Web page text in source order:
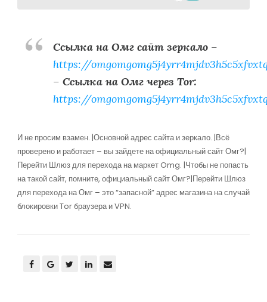
Ссылка на Омг сайт зеркало–
https://
– Ссылка на Омг через Tor:
https://
И не просим взамен. |Основной адрес сайта и зеркало. |Всё
проверено и работает – вы зайдете на официальный сайт Омг?|
Перейти Шлюз для перехода на маркет Omg. |Чтобы не попасть
на такой сайт, помните, официальный сайт Омг?|Перейти Шлюз
для перехода на Омг – это “запасной” адрес магазина на случай
блокировки Tor браузера и VPN.